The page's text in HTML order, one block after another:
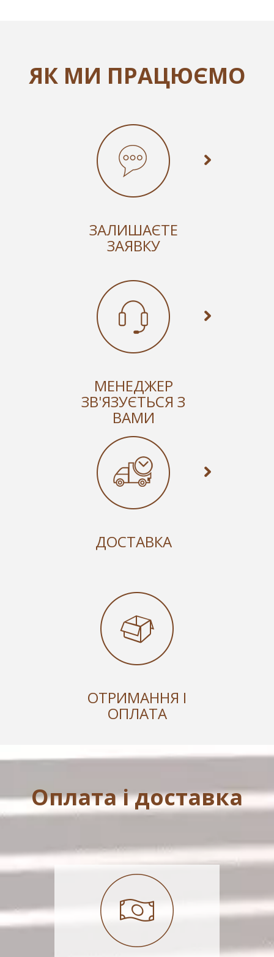
ЯК МИ ПРАЦЮЄМО
ЗАЛИШАЄТЕ
ЗАЯВКУ
МЕНЕДЖЕР
ЗВ'ЯЗУЄТЬСЯ З
ВАМИ
ДОСТАВКА
ОТРИМАННЯ І
ОПЛАТА
Оплата і доставка